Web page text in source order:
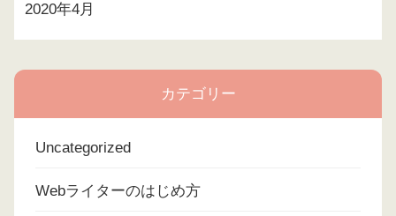
2020年4月
カテゴリー
Uncategorized
Webライターのはじめ方